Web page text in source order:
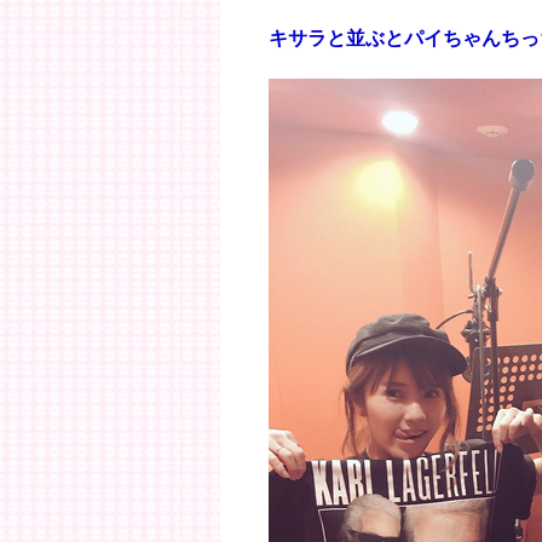
キサラと並ぶとパイちゃんち